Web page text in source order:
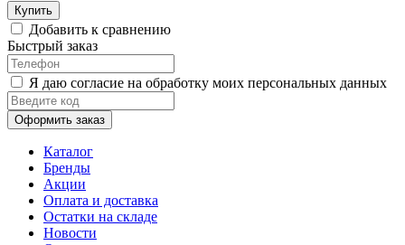
Купить
Добавить к сравнению
Быстрый заказ
Я даю согласие на обработку моих персональных данных
Оформить заказ
Каталог
Бренды
Акции
Оплата и доставка
Остатки на складе
Новости